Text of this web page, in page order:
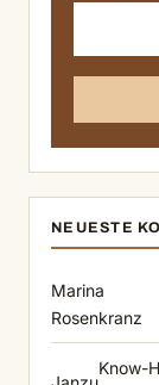
NEUESTE
Marina
Rosenkranz
Know-